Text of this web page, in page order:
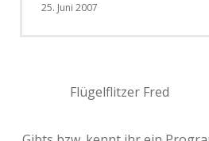
25. Juni 2007
Flügelflitzer Fred